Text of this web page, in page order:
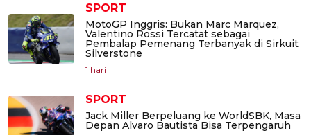
SPORT
MotoGP Inggris: Bukan Marc Marquez,
Valentino Rossi Tercatat sebagai
Pembalap Pemenang Terbanyak di Sirkuit
Silverstone
1 hari
SPORT
Jack Miller Berpeluang ke WorldSBK, Masa
Depan Alvaro Bautista Bisa Terpengaruh